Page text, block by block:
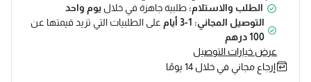
الطلب والاستلام: طلبية جاهزة في خلال يوم واحد
التوصيل المجاني: 1-3 أيام
على الطلبيات التي تزيد قيمتها عن
100 درهم
عرض خيارات التوصيل
إرجاع مجاني في خلال 14 يومًا